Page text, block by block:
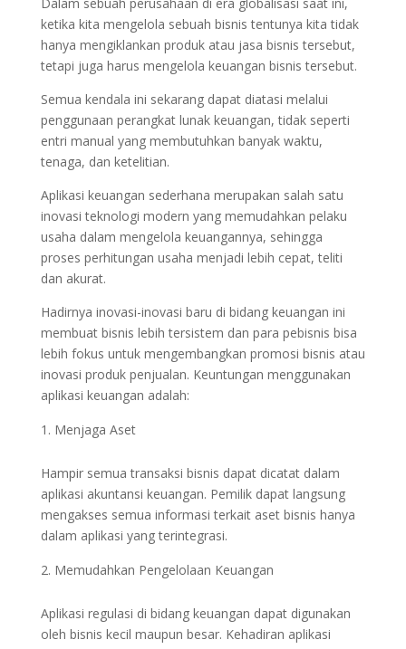
Dalam sebuah perusahaan di era globalisasi saat ini,
ketika kita mengelola sebuah bisnis tentunya kita tidak
hanya mengiklankan produk atau jasa bisnis tersebut,
tetapi juga harus mengelola keuangan bisnis tersebut.
Semua kendala ini sekarang dapat diatasi melalui
penggunaan perangkat lunak keuangan, tidak seperti
entri manual yang membutuhkan banyak waktu,
tenaga, dan ketelitian.
Aplikasi keuangan sederhana merupakan salah satu
inovasi teknologi modern yang memudahkan pelaku
usaha dalam mengelola keuangannya, sehingga
proses perhitungan usaha menjadi lebih cepat, teliti
dan akurat.
Hadirnya inovasi-inovasi baru di bidang keuangan ini
membuat bisnis lebih tersistem dan para pebisnis bisa
lebih fokus untuk mengembangkan promosi bisnis atau
inovasi produk penjualan. Keuntungan menggunakan
aplikasi keuangan adalah:
Menjaga Aset
Hampir semua transaksi bisnis dapat dicatat dalam
aplikasi akuntansi keuangan. Pemilik dapat langsung
mengakses semua informasi terkait aset bisnis hanya
dalam aplikasi yang terintegrasi.
Memudahkan Pengelolaan Keuangan
Aplikasi regulasi di bidang keuangan dapat digunakan
oleh bisnis kecil maupun besar. Kehadiran aplikasi